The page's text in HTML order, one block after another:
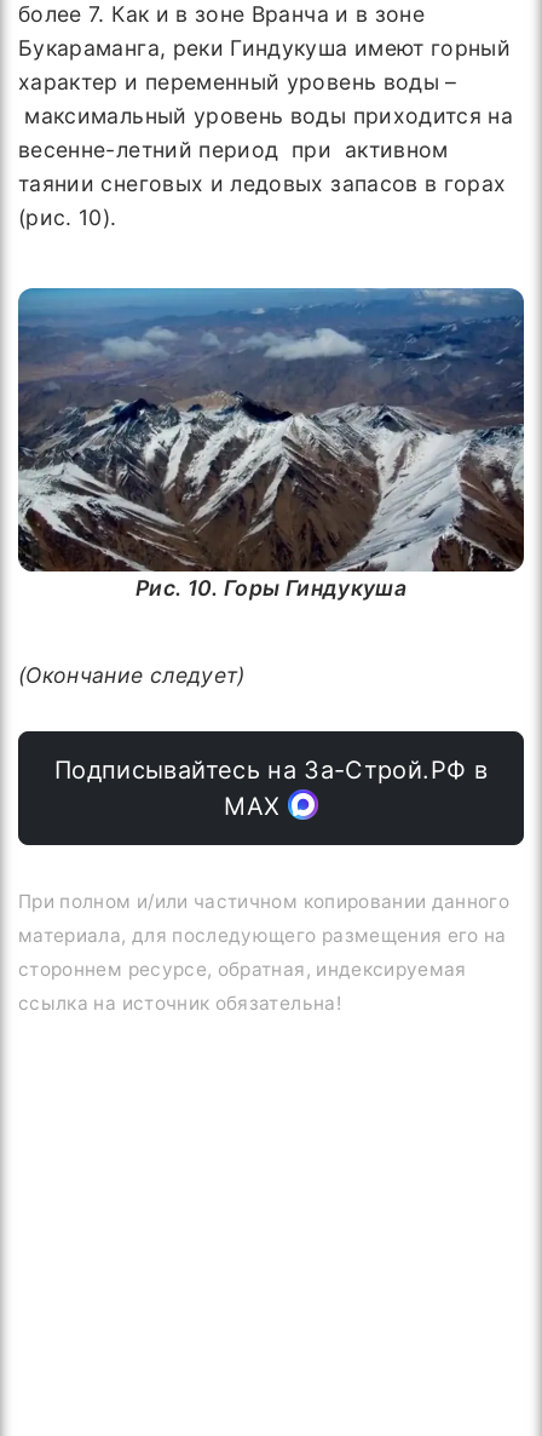
более 7. Как и в зоне Вранча и в зоне
Букараманга, реки Гиндукуша имеют горный
характер и переменный уровень воды –
максимальный уровень воды приходится на
весенне-летний период при активном
таянии снеговых и ледовых запасов в горах
(рис. 10).
Рис. 10. Горы Гиндукуша
(Окончание следует)
Подписывайтесь на За-Строй.РФ в
МАХ
При полном и/или частичном копировании данного
материала, для последующего размещения его на
стороннем ресурсе, обратная, индексируемая
ссылка на источник обязательна!